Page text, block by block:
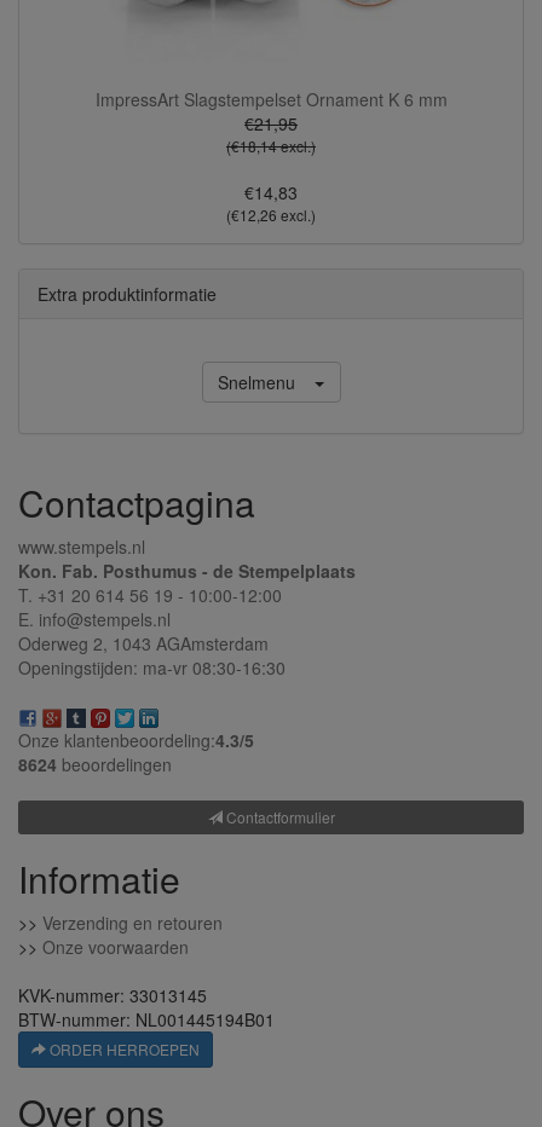
ImpressArt Slagstempelset Ornament K 6 mm
€21,95
(€18,14 excl.)
€14,83
(€12,26 excl.)
Extra produktinformatie
Snelmenu
Contactpagina
www.stempels.nl
Kon. Fab. Posthumus - de Stempelplaats
T. +31 20 614 56 19 - 10:00-12:00
E. info@stempels.nl
Oderweg 2, 1043 AGAmsterdam
Openingstijden: ma-vr 08:30-16:30
Onze klantenbeoordeling:4.3/5
8624 beoordelingen
Contactformulier
Informatie
>> Verzending en retouren
>> Onze voorwaarden
KVK-nummer: 33013145
BTW-nummer: NL001445194B01
ORDER HERROEPEN
Over ons